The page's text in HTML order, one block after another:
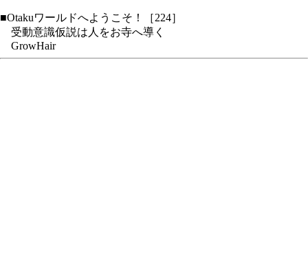
■Otakuワールドへようこそ！［224］
受動意識仮説は人をお寺へ導く
GrowHair